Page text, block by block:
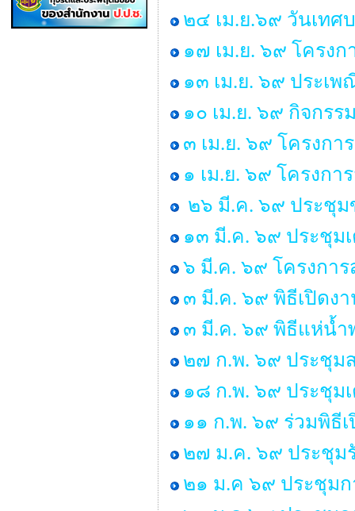
๒๔ เม.ย.๖๙ วันเท
๑๗ เม.ย. ๖๙ โครง
๑๓ เม.ย. ๖๙ ประเ
๑๐ เม.ย. ๖๙ กิจกร
๓ เม.ย. ๖๙ โครงก
๑ เม.ย. ๖๙ โครงก
๒๖ มี.ค. ๖๙ ประชุม
๑๓ มี.ค. ๖๙ ประชุม
๖ มี.ค. ๖๙ โครงกา
๓ มี.ค. ๖๙ พิธีเปิดง
๓ มี.ค. ๖๙ พิธีแห่น้ำ
๒๗ ก.พ. ๖๙ ประชุม
๑๘ ก.พ. ๖๙ ประชุม
๑๑ ก.พ. ๖๙ ร่วมพิธี
๒๗ ม.ค. ๖๙ ประชุม
๒๑ ม.ค ๖๙ ประชุมก